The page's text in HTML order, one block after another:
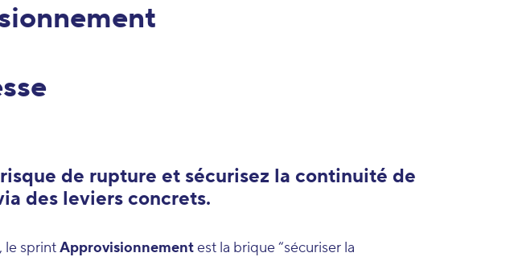
de rupture et sécurisez la continuité de
des leviers concrets.
le sprintApprovisionnementest la brique “sécuriser la